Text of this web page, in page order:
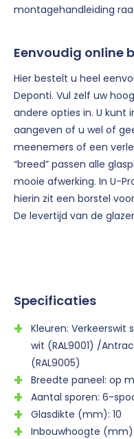
montagehandleiding
Eenvoudig online
Hier bestelt u heel
Deponti. Vul zelf uw
andere opties in. U kunt
aangeven of u wel of
meenemers of een
“breed” passen alle
mooie afwerking. In U-
hierin zit een borstel
De levertijd van de
Specificaties
Kleuren: Verkeerswit
wit (RAL9001) /
(RAL9005)
Breedte paneel: op
Aantal sporen: 6-
Glasdikte (mm): 10
Inbouwhoogte